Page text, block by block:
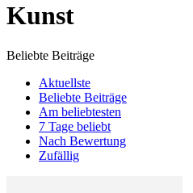
Kunst
Beliebte Beiträge
Aktuellste
Beliebte Beiträge
Am beliebtesten
7 Tage beliebt
Nach Bewertung
Zufällig